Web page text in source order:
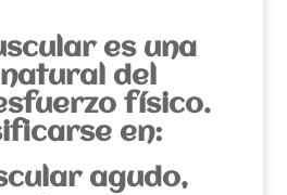
es una
del
físico.
en:
agudo,